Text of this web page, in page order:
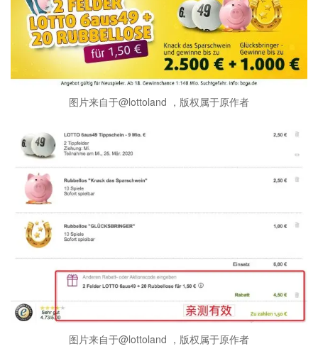
图片来自于@lottoland ，版权属于原作者
图片来自于@lottoland ，版权属于原作者